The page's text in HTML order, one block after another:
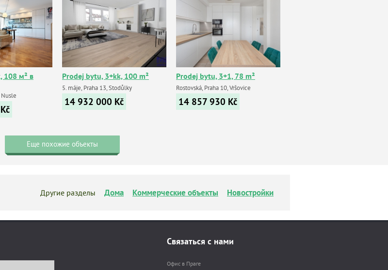
108 м² в
Nusle
Kč
Prodej bytu, 3+kk, 100 m²
5. máje, Praha 13, Stodůlky
14 932 000 Kč
Prodej bytu, 3+1, 78 m²
Rostovská, Praha 10, Vršovice
14 857 930 Kč
Еще похожие объекты
Другие разделы Дома Коммерческие объекты Новостройки
Связаться с нами
Офис в Праге